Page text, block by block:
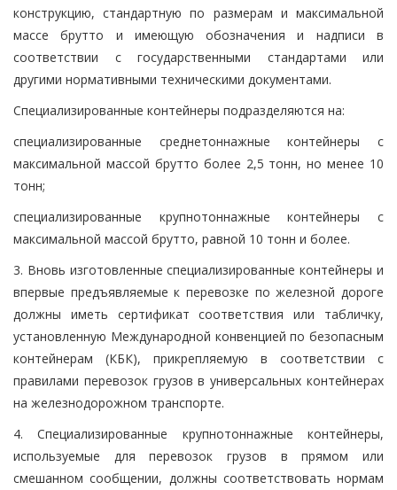
конструкцию, стандартную по размерам и максимальной
массе брутто и имеющую обозначения и надписи в
соответствии с государственными стандартами или
другими нормативными техническими документами.
Специализированные контейнеры подразделяются на:
специализированные среднетоннажные контейнеры с
максимальной массой брутто более 2,5 тонн, но менее 10
тонн;
специализированные крупнотоннажные контейнеры с
максимальной массой брутто, равной 10 тонн и более.
3. Вновь изготовленные специализированные контейнеры и
впервые предъявляемые к перевозке по железной дороге
должны иметь сертификат соответствия или табличку,
установленную Международной конвенцией по безопасным
контейнерам (КБК), прикрепляемую в соответствии с
правилами перевозок грузов в универсальных контейнерах
на железнодорожном транспорте.
4. Специализированные крупнотоннажные контейнеры,
используемые для перевозок грузов в прямом или
смешанном сообщении, должны соответствовать нормам